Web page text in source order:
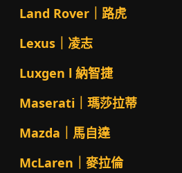
Land Rover｜路虎
Lexus｜凌志
Luxgen l 納智捷
Maserati｜瑪莎拉蒂
Mazda｜馬自達
McLaren｜麥拉倫